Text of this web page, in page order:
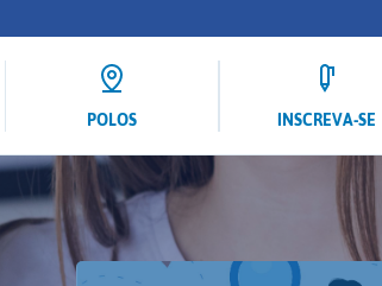
POLOS INSCREVA-SE